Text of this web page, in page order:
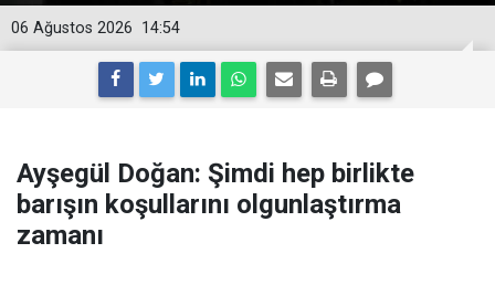
14:54
06 Ağustos 2026
Ayşegül Doğan: Şimdi hep birlikte
barışın koşullarını olgunlaştırma
zamanı